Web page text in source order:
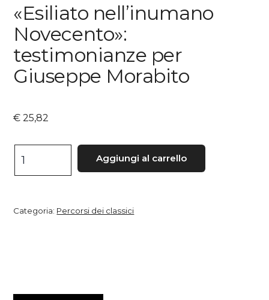
«Esiliato nell’inumano
Novecento»:
testimonianze per
Giuseppe Morabito
€ 25,82
nell'inumano
per
Aggiungi al carrello
Categoria: Percorsi dei classici